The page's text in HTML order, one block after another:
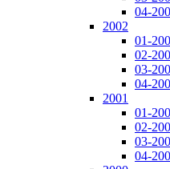
04-
2002
01-
02-
03-
04-
2001
01-
02-
03-
04-